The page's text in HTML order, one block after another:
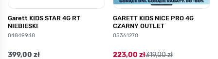
Garett KIDS STAR 4G RT
NIEBIESKI
04849948
399,00 zł
GARETT KIDS NICE PRO 4G
CZARNY OUTLET
05361270
223,00 zł319,00 zł